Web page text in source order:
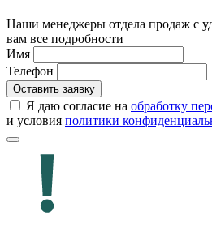
Наши менеджеры отдела продаж с
вам все подробности
Имя
Телефон
Оставить заявку
Я даю согласие на обработку
и условия политики